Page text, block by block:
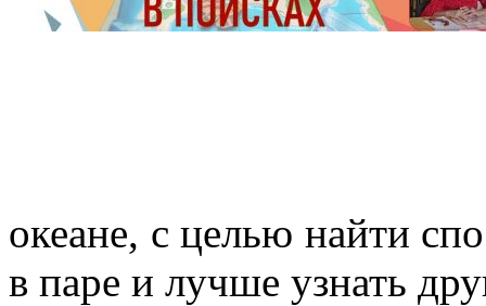
океане, с целью найти
в паре и лучше узнать